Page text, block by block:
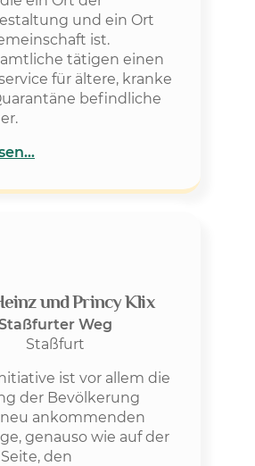
und ein Ort
ist.
tätigen einen
für ältere, kranke
befindliche
und Princy Klix
Weg
Staßfurt
ist vor allem die
der Bevölkerung
ankommenden
genauso wie auf der
den